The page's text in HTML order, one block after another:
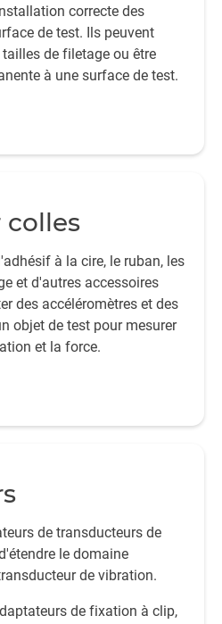
correcte des
de test. Ils peuvent
de filetage ou être
à une surface de test.
à la cire, le ruban, les
et d'autres accessoires
des accéléromètres et des
objet de test pour mesurer
et la force.
de transducteurs de
le domaine
de vibration.
de fixation à clip,